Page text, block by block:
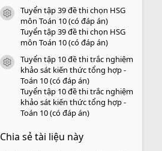
icon tài liệu
Tuyển tập 39 đề thi chọn HSG
môn Toán 10 (có đáp án)
Tuyển tập 39 đề thi chọn HSG
môn Toán 10 (có đáp án)
icon tài liệu
Tuyển tập 10 đề thi trắc nghiệm
khảo sát kiến thức tổng hợp -
Toán 10 (có đáp án)
Tuyển tập 10 đề thi trắc nghiệm
khảo sát kiến thức tổng hợp -
Toán 10 (có đáp án)
Chia sẻ tài liệu này